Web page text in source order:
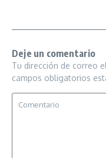
Deje un comentario
Tu dirección de correo
campos obligatorios